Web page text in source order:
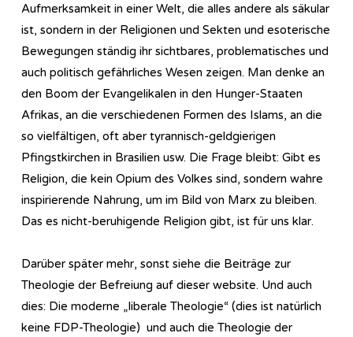
Aufmerksamkeit in einer Welt, die alles andere als säkular
ist, sondern in der Religionen und Sekten und esoterische
Bewegungen ständig ihr sichtbares, problematisches und
auch politisch gefährliches Wesen zeigen. Man denke an
den Boom der Evangelikalen in den Hunger-Staaten
Afrikas, an die verschiedenen Formen des Islams, an die
so vielfältigen, oft aber tyrannisch-geldgierigen
Pfingstkirchen in Brasilien usw. Die Frage bleibt: Gibt es
Religion, die kein Opium des Volkes sind, sondern wahre
inspirierende Nahrung, um im Bild von Marx zu bleiben.
Das es nicht-beruhigende Religion gibt, ist für uns klar.
Darüber später mehr, sonst siehe die Beiträge zur
Theologie der Befreiung auf dieser website. Und auch
dies: Die moderne „liberale Theologie“ (dies ist natürlich
keine FDP-Theologie) und auch die Theologie der